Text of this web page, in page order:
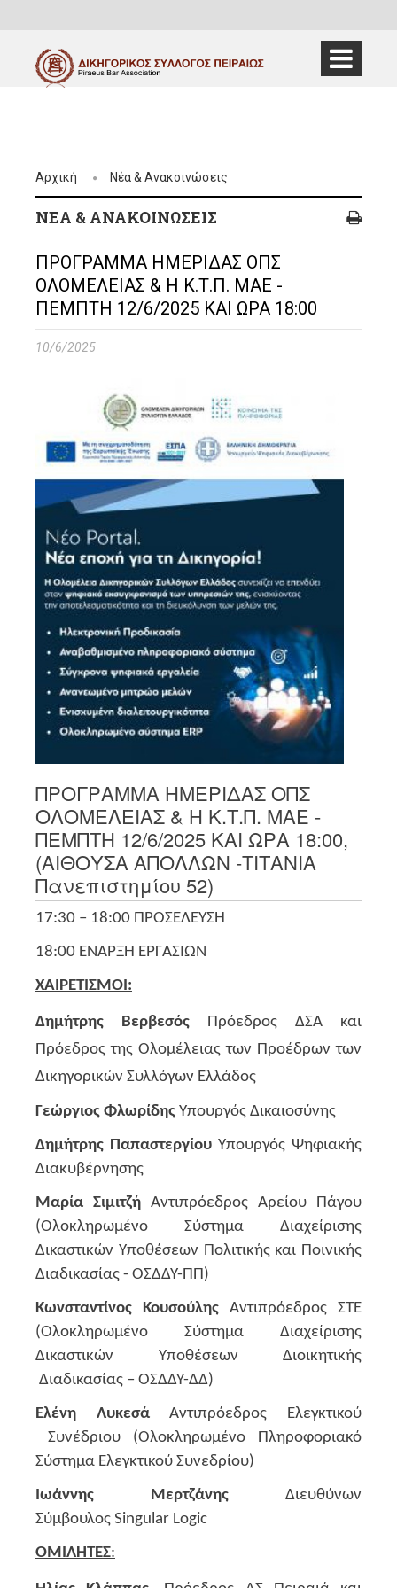
Αρχική Νέα & Ανακοινώσεις
ΝΈΑ & ΑΝΑΚΟΙΝΏΣΕΙΣ
ΠΡΟΓΡΑΜΜΑ ΗΜΕΡΙΔΑΣ ΟΠΣ
ΟΛΟΜΕΛΕΙΑΣ & Η Κ.Τ.Π. ΜΑΕ -
ΠΕΜΠΤΗ 12/6/2025 ΚΑΙ ΩΡΑ 18:00
10/6/2025
ΠΡΟΓΡΑΜΜΑ ΗΜΕΡΙΔΑΣ ΟΠΣ
ΟΛΟΜΕΛΕΙΑΣ & Η Κ.Τ.Π. ΜΑΕ -
ΠΕΜΠΤΗ 12/6/2025 ΚΑΙ ΩΡΑ 18:00,
(ΑΙΘΟΥΣΑ ΑΠΟΛΛΩΝ -ΤΙΤΑΝΙΑ
Πανεπιστημίου 52)
17:30 – 18:00 ΠΡΟΣΕΛΕΥΣΗ
18:00 ΈΝΑΡΞΗ ΕΡΓΑΣΙΩΝ
ΧΑΙΡΕΤΙΣΜΟΙ:
Δημήτρης Βερβεσός
Πρόεδρος ΔΣΑ και
Πρόεδρος της Ολομέλειας των Προέδρων των
Δικηγορικών Συλλόγων Ελλάδος
Γεώργιος Φλωρίδης Υπουργός Δικαιοσύνης
Δημήτρης Παπαστεργίου Υπουργός Ψηφιακής
Διακυβέρνησης
Μαρία Σιμιτζή Αντιπρόεδρος Αρείου Πάγου
(Ολοκληρωμένο Σύστημα Διαχείρισης
Δικαστικών Υποθέσεων Πολιτικής και Ποινικής
Διαδικασίας - ΟΣΔΔΥ-ΠΠ)
Κωνσταντίνος Κουσούλης Αντιπρόεδρος ΣΤΕ
(Ολοκληρωμένο Σύστημα Διαχείρισης
Δικαστικών Υποθέσεων Διοικητικής
Διαδικασίας – ΟΣΔΔΥ-ΔΔ)
Ελένη ΛυκεσάΑντιπρόεδρος Ελεγκτικού
Συνέδριου (Ολοκληρωμένο Πληροφοριακό
Σύστημα Ελεγκτικού Συνεδρίου)
Ιωάννης Μερτζάνης Διευθύνων
Σύμβουλος Singular Logic
ΟΜΙΛΗΤΕΣ: